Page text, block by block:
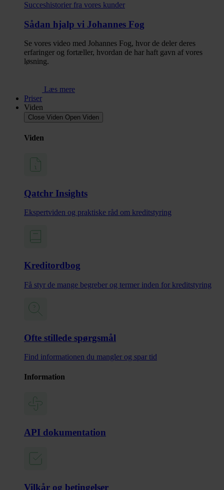
Succes­historier fra vores kunder
Sådan hjalp vi Johannes Fog
Se vores video med Johannes Fog, hvor de deler deres
erfaringer og fortæller, hvordan de har haft gavn af vores
løsning.
Læs mere
Priser
Viden
Close Viden Open Viden
Viden
Qatchr Insights
Ekspertviden og praktiske råd om kreditstyring
Kreditordbog
Få styr de mange begreber og termer inden for kreditstyring
Ofte stillede spørgsmål
Find informationen du mangler og spar tid
Information
API dokumentation
Vilkår og betingelser